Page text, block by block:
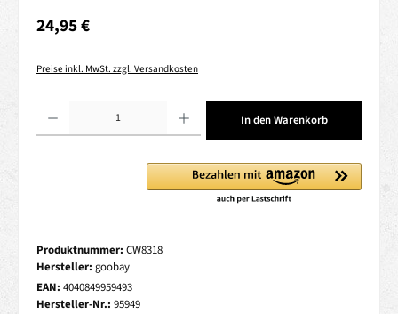
Regulärer Preis:
24,95 €
Preise inkl. MwSt. zzgl. Versandkosten
In den Warenkorb
Produktnummer: CW8318
Hersteller: goobay
EAN: 4040849959493
Hersteller-Nr.: 95949